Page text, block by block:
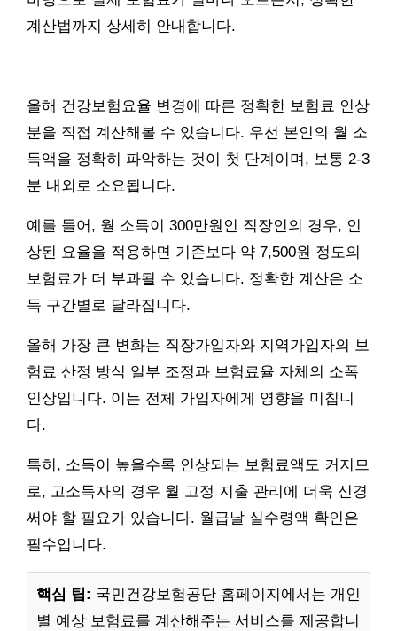
계산법까지 상세히 안내합니다.
올해 건강보험요율 변경에 따른 정확한 보험료 인상
분을 직접 계산해볼 수 있습니다. 우선 본인의 월 소
득액을 정확히 파악하는 것이 첫 단계이며, 보통 2-3
분 내외로 소요됩니다.
예를 들어, 월 소득이 300만원인 직장인의 경우, 인
상된 요율을 적용하면 기존보다 약 7,500원 정도의
보험료가 더 부과될 수 있습니다. 정확한 계산은 소
득 구간별로 달라집니다.
올해 가장 큰 변화는 직장가입자와 지역가입자의 보
험료 산정 방식 일부 조정과 보험료율 자체의 소폭
인상입니다. 이는 전체 가입자에게 영향을 미칩니
다.
특히, 소득이 높을수록 인상되는 보험료액도 커지므
로, 고소득자의 경우 월 고정 지출 관리에 더욱 신경
써야 할 필요가 있습니다. 월급날 실수령액 확인은
필수입니다.
핵심 팁: 국민건강보험공단 홈페이지에서는 개인
별 예상 보험료를 계산해주는 서비스를 제공합니